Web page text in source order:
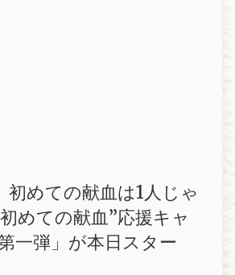
初めての献血は1人じゃ
めての献血”応援キャ
一弾」が本日スター